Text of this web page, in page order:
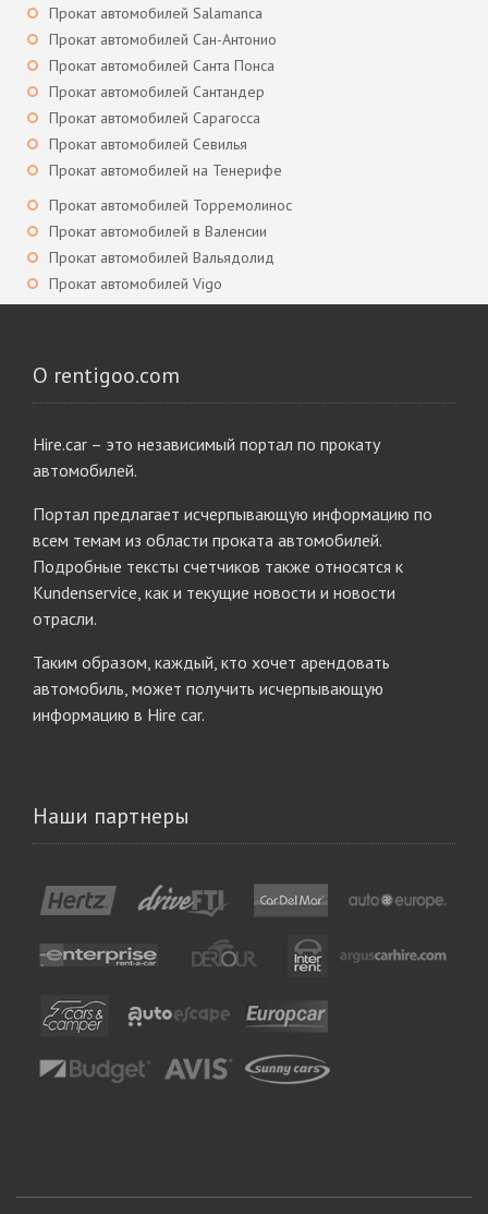
Прокат автомобилей Salamanca
Прокат автомобилей Сан-Антонио
Прокат автомобилей Санта Понса
Прокат автомобилей Сантандер
Прокат автомобилей Сарагосса
Прокат автомобилей Севилья
Прокат автомобилей на Тенерифе
Прокат автомобилей Торремолинос
Прокат автомобилей в Валенсии
Прокат автомобилей Вальядолид
Прокат автомобилей Vigo
О rentigoo.com
Hire.car – это независимый портал по прокату
автомобилей.
Портал предлагает исчерпывающую информацию по
всем темам из области проката автомобилей.
Подробные тексты счетчиков также относятся к
Kundenservice, как и текущие новости и новости
отрасли.
Таким образом, каждый, кто хочет арендовать
автомобиль, может получить исчерпывающую
информацию в Hire car.
Наши партнеры